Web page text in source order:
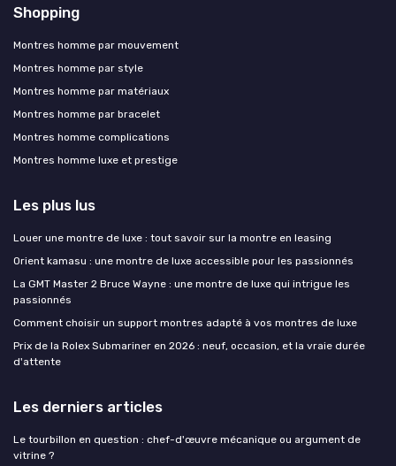
Shopping
Montres homme par mouvement
Montres homme par style
Montres homme par matériaux
Montres homme par bracelet
Montres homme complications
Montres homme luxe et prestige
Les plus lus
Louer une montre de luxe : tout savoir sur la montre en leasing
Orient kamasu : une montre de luxe accessible pour les passionnés
La GMT Master 2 Bruce Wayne : une montre de luxe qui intrigue les
passionnés
Comment choisir un support montres adapté à vos montres de luxe
Prix de la Rolex Submariner en 2026 : neuf, occasion, et la vraie durée
d'attente
Les derniers articles
Le tourbillon en question : chef-d'œuvre mécanique ou argument de
vitrine ?